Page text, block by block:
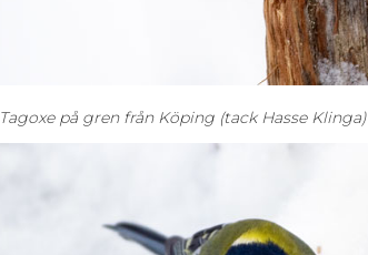
Tagoxe på gren från Köping (tack Hasse Klinga)